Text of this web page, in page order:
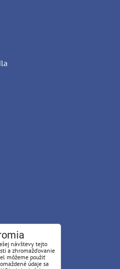
návštevy tejto
a zhromažďovanie
môžeme použiť
údaje sa